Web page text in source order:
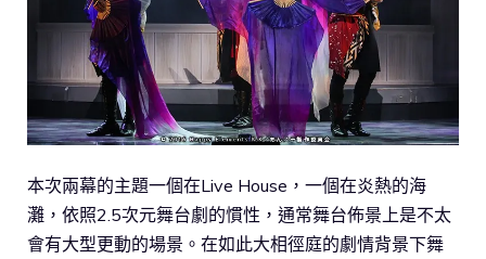
本次兩幕的主題一個在Live House，一個在炎熱的海
灘，依照2.5次元舞台劇的慣性，通常舞台佈景上是不太
會有大型更動的場景。在如此大相徑庭的劇情背景下舞